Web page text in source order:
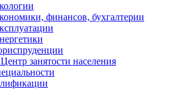
финансов, бухгалтерии
занятости населения